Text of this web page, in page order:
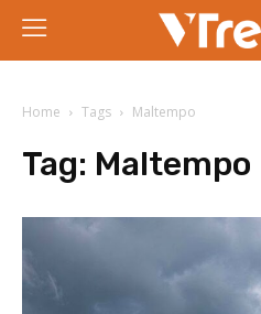
Home Tags Maltempo
Tag: Maltempo